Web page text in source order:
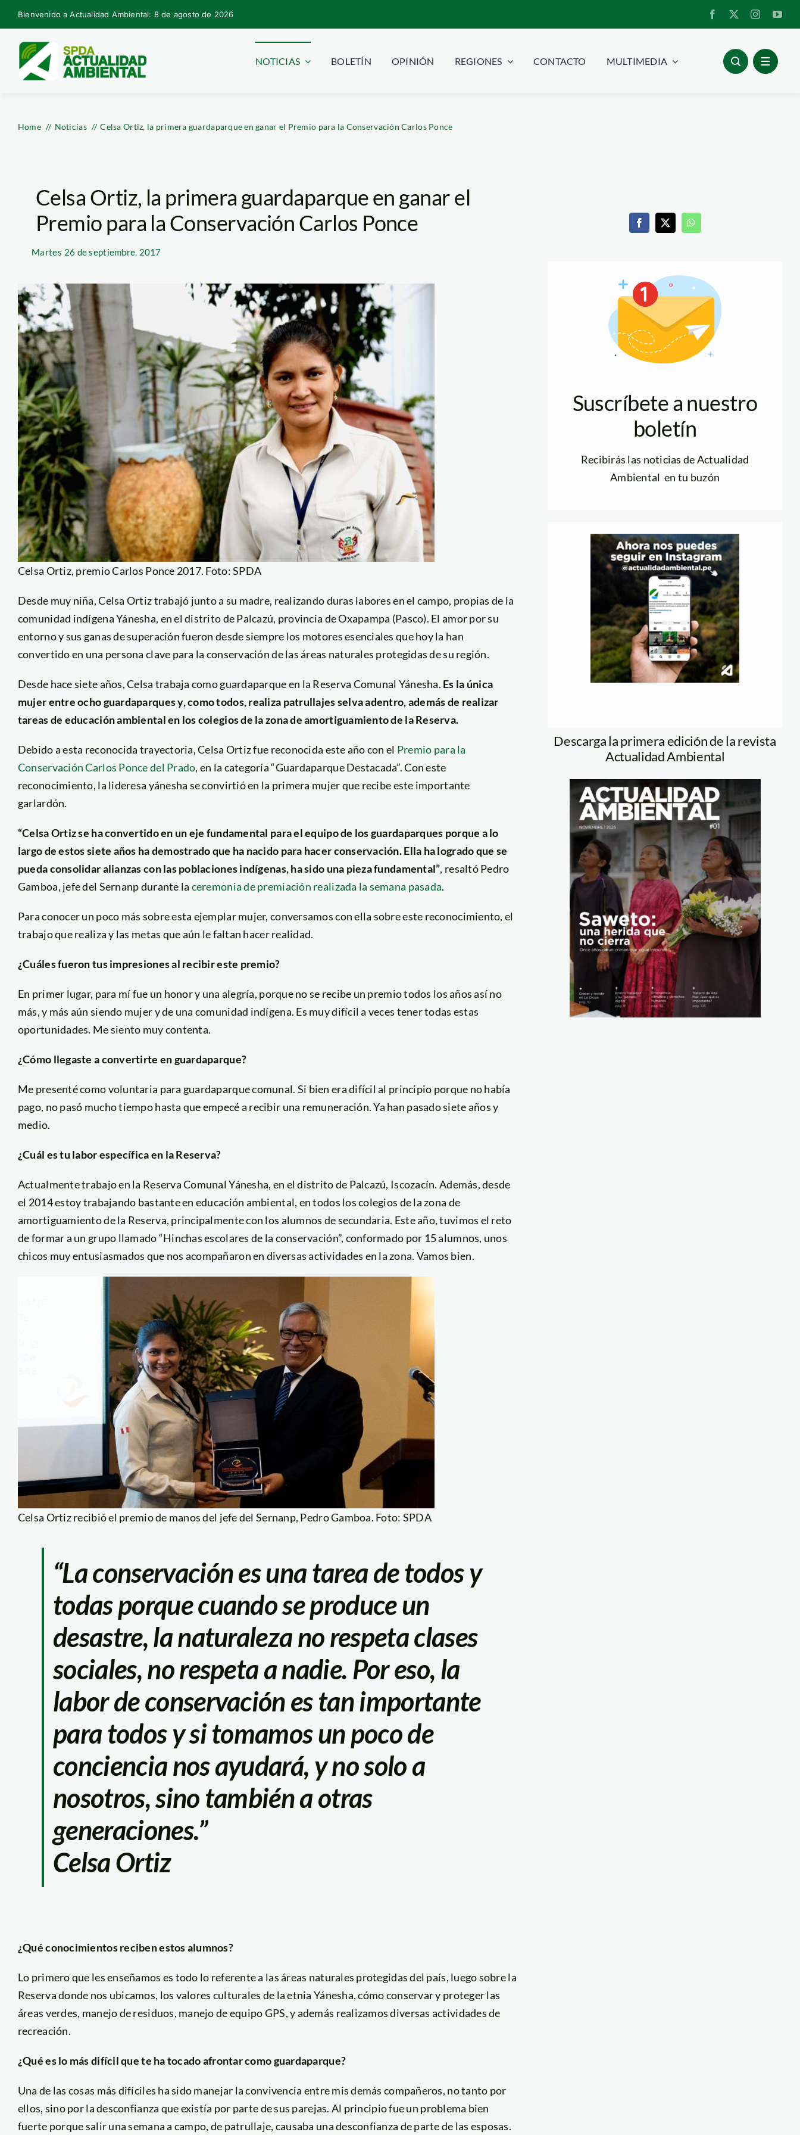
Skip
to
content
Bienvenido a Actualidad Ambiental: 8 de agosto de 2026
NOTICIAS BOLETÍN OPINIÓN REGIONES CONTACTO MULTIMEDIA
Home Noticias Celsa Ortiz, la primera guardaparque en ganar el Premio para la Conservación Carlos Ponce
Celsa Ortiz, la primera guardaparque en ganar el
Premio para la Conservación Carlos Ponce
Martes 26 de septiembre, 2017
Celsa Ortiz, premio Carlos Ponce 2017. Foto: SPDA
Desde muy niña, Celsa Ortiz trabajó junto a su madre, realizando duras labores en el campo, propias de la
comunidad indígena Yánesha, en el distrito de Palcazú, provincia de Oxapampa (Pasco). El amor por su
entorno y sus ganas de superación fueron desde siempre los motores esenciales que hoy la han
convertido en una persona clave para la conservación de las áreas naturales protegidas de su región.
Desde hace siete años, Celsa trabaja como guardaparque en la Reserva Comunal Yánesha. Es la única
mujer entre ocho guardaparques y, como todos, realiza patrullajes selva adentro, además de realizar
tareas de educación ambiental en los colegios de la zona de amortiguamiento de la Reserva.
Debido a esta reconocida trayectoria, Celsa Ortiz fue reconocida este año con el Premio para la
Conservación Carlos Ponce del Prado, en la categoría “Guardaparque Destacada”. Con este
reconocimiento, la lideresa yánesha se convirtió en la primera mujer que recibe este importante
garlardón.
“Celsa Ortiz se ha convertido en un eje fundamental para el equipo de los guardaparques porque a lo
largo de estos siete años ha demostrado que ha nacido para hacer conservación. Ella ha logrado que se
pueda consolidar alianzas con las poblaciones indígenas, ha sido una pieza fundamental”, resaltó Pedro
Gamboa, jefe del Sernanp durante la ceremonia de premiación realizada la semana pasada.
Para conocer un poco más sobre esta ejemplar mujer, conversamos con ella sobre este reconocimiento, el
trabajo que realiza y las metas que aún le faltan hacer realidad.
¿Cuáles fueron tus impresiones al recibir este premio?
En primer lugar, para mí fue un honor y una alegría, porque no se recibe un premio todos los años así no
más, y más aún siendo mujer y de una comunidad indígena. Es muy difícil a veces tener todas estas
oportunidades. Me siento muy contenta.
¿Cómo llegaste a convertirte en guardaparque?
Me presenté como voluntaria para guardaparque comunal. Si bien era difícil al principio porque no había
pago, no pasó mucho tiempo hasta que empecé a recibir una remuneración. Ya han pasado siete años y
medio.
¿Cuál es tu labor específica en la Reserva?
Actualmente trabajo en la Reserva Comunal Yánesha, en el distrito de Palcazú, Iscozacín. Además, desde
el 2014 estoy trabajando bastante en educación ambiental, en todos los colegios de la zona de
amortiguamiento de la Reserva, principalmente con los alumnos de secundaria. Este año, tuvimos el reto
de formar a un grupo llamado “Hinchas escolares de la conservación”, conformado por 15 alumnos, unos
chicos muy entusiasmados que nos acompañaron en diversas actividades en la zona. Vamos bien.
Celsa Ortiz recibió el premio de manos del jefe del Sernanp, Pedro Gamboa. Foto: SPDA
“La conservación es una tarea de todos y
todas porque cuando se produce un
desastre, la naturaleza no respeta clases
sociales, no respeta a nadie. Por eso, la
labor de conservación es tan importante
para todos y si tomamos un poco de
conciencia nos ayudará, y no solo a
nosotros, sino también a otras
generaciones.”
Celsa Ortiz
¿Qué conocimientos reciben estos alumnos?
Lo primero que les enseñamos es todo lo referente a las áreas naturales protegidas del país, luego sobre la
Reserva donde nos ubicamos, los valores culturales de la etnia Yánesha, cómo conservar y proteger las
áreas verdes, manejo de residuos, manejo de equipo GPS, y además realizamos diversas actividades de
recreación.
¿Qué es lo más difícil que te ha tocado afrontar como guardaparque?
Una de las cosas más difíciles ha sido manejar la convivencia entre mis demás compañeros, no tanto por
ellos, sino por la desconfianza que existía por parte de sus parejas. Al principio fue un problema bien
fuerte porque salir una semana a campo, de patrullaje, causaba una desconfianza de parte de las esposas.
Suscríbete a nuestro
boletín
Recibirás las noticias de Actualidad
Ambiental en tu buzón
Descarga la primera edición de la revista
Actualidad Ambiental